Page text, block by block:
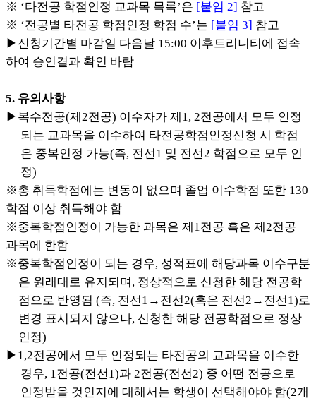
※ ‘타전공 학점인정 교과목 목록’은 [붙임 2] 참고
※ ‘전공별 타전공 학점인정 학점 수’는 [붙임 3] 참고
▶신청기간별 마감일 다음날 15:00 이후트리니티에 접속
하여 승인결과 확인 바람
5. 유의사항
▶복수전공(제2전공) 이수자가 제1, 2전공에서 모두 인정
되는 교과목을 이수하여 타전공학점인정신청 시 학점
은 중복인정 가능(즉, 전선1 및 전선2 학점으로 모두 인
정)
※총 취득학점에는 변동이 없으며 졸업 이수학점 또한 130
학점 이상 취득해야 함
※중복학점인정이 가능한 과목은 제1전공 혹은 제2전공
과목에 한함
※중복학점인정이 되는 경우, 성적표에 해당과목 이수구분
은 원래대로 유지되며, 정상적으로 신청한 해당 전공학
점으로 반영됨 (즉, 전선1→전선2(혹은 전선2→전선1)로
변경 표시되지 않으나, 신청한 해당 전공학점으로 정상
인정)
▶1,2전공에서 모두 인정되는 타전공의 교과목을 이수한
경우, 1전공(전선1)과 2전공(전선2) 중 어떤 전공으로
인정받을 것인지에 대해서는 학생이 선택해야야 함(2개